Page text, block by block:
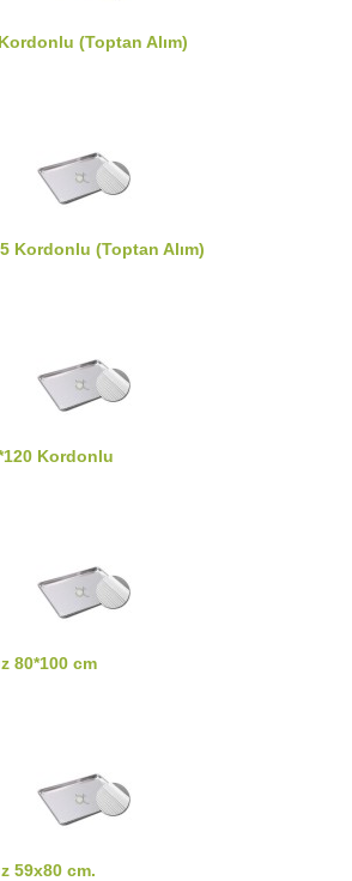
Kordonlu (Toptan Alım)
Kordonlu (Toptan Alım)
Kordonlu
80*100 cm
59x80 cm.